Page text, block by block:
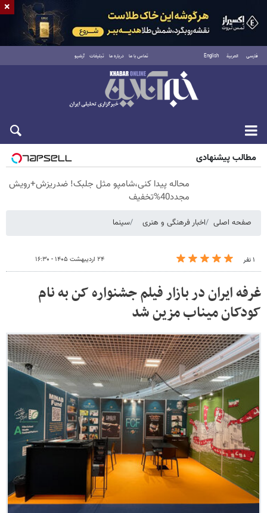
فارسی العربية English تماس با ما درباره ما تبلیغات آرشیو
شنبه ۱۷ مرداد ۱۴۰۵
مطالب پیشنهادی
محاله پیدا کنی،شامپو مثل جلبک! ضدریزش+رویش
مجدد40%تخفیف
صفحه اصلی اخبار فرهنگی و هنری سینما
۱ نفر ۲۴ اردیبهشت ۱۴۰۵ - ۱۶:۳۰
غرفه ایران در بازار فیلم جشنواره کن به نام
کودکان میناب مزین شد
×